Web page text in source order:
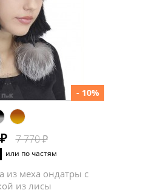
7 770 ₽
- 10%
или по частям
из меха ондатры с
из лисы